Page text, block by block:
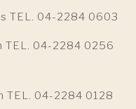
TEL. 04-2284 0603
04-2284 0256
04-2284 0128